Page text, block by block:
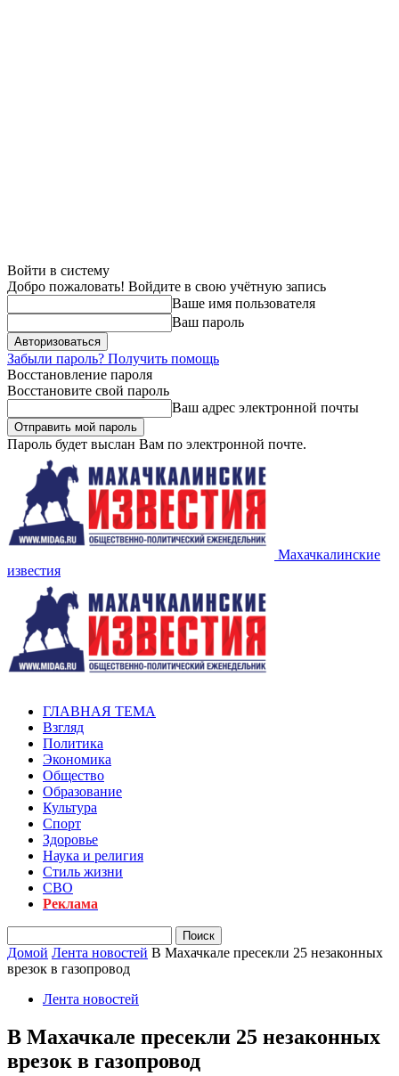
Войти в систему
Добро пожаловать! Войдите в свою учётную запись
Ваше имя пользователя
Ваш пароль
Забыли пароль? Получить помощь
Восстановление пароля
Восстановите свой пароль
Ваш адрес электронной почты
Пароль будет выслан Вам по электронной почте.
Махачкалинские
известия
ГЛАВНАЯ ТЕМА
Взгляд
Политика
Экономика
Общество
Образование
Культура
Спорт
Здоровье
Наука и религия
Стиль жизни
СВО
Реклама
Домой Лента новостей В Махачкале пресекли 25 незаконных
врезок в газопровод
Лента новостей
В Махачкале пресекли 25 незаконных
врезок в газопровод